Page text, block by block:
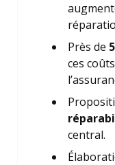
Près de
ces
central.